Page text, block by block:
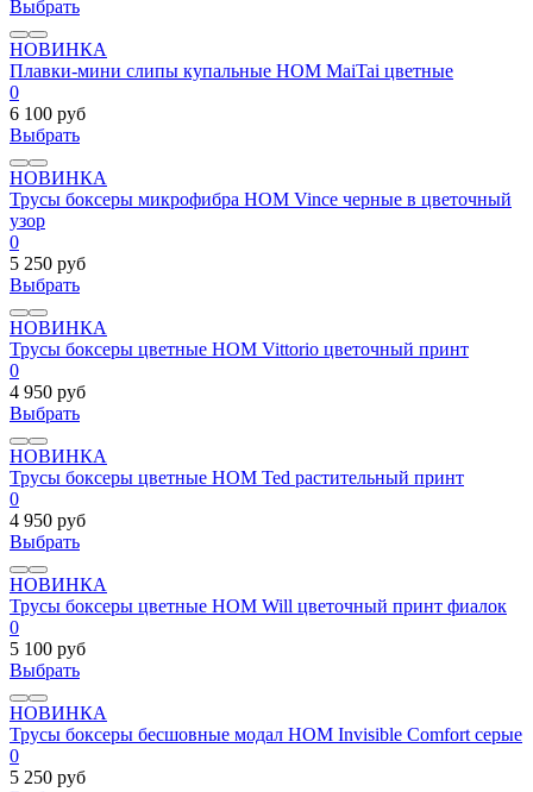
Выбрать
НОВИНКА
Плавки-мини слипы купальные HOM MaiTai цветные
0
6 100 руб
Выбрать
НОВИНКА
Трусы боксеры микрофибра HOM Vince черные в цветочный
узор
0
5 250 руб
Выбрать
НОВИНКА
Трусы боксеры цветные HOM Vittorio цветочный принт
0
4 950 руб
Выбрать
НОВИНКА
Трусы боксеры цветные HOM Ted растительный принт
0
4 950 руб
Выбрать
НОВИНКА
Трусы боксеры цветные HOM Will цветочный принт фиалок
0
5 100 руб
Выбрать
НОВИНКА
Трусы боксеры бесшовные модал HOM Invisible Comfort серые
0
5 250 руб